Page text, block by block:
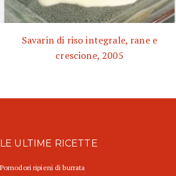
Savarin di riso integrale, rane e
crescione, 2005
LE ULTIME RICETTE
Pomodori ripieni di burrata